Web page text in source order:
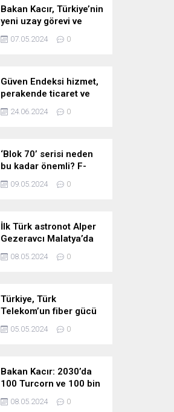
Bakan Kacır, Türkiye’nin
yeni uzay görevi ve
bilim misyonunu
açıkladı! İşte detaylar…
07.05.2024 0
Güven Endeksi hizmet,
perakende ticaret ve
inşaat sektörlerinde
düştü
24.06.2024 0
‘Blok 70’ serisi neden
bu kadar önemli? F-
16’larla ilgili merak
edilenleri anlattı!
09.05.2024 0
İlk Türk astronot Alper
Gezeravcı Malatya’da
öğrencilerle bir araya
geldi!
08.05.2024 0
Türkiye, Türk
Telekom’un fiber gücü
ile yarının
teknolojilerine hazır
05.05.2024 0
Bakan Kacır: 2030’da
100 Turcorn ve 100 bin
teknoloji girişimciliği
hedefimize ulaşacağız
08.05.2024 0